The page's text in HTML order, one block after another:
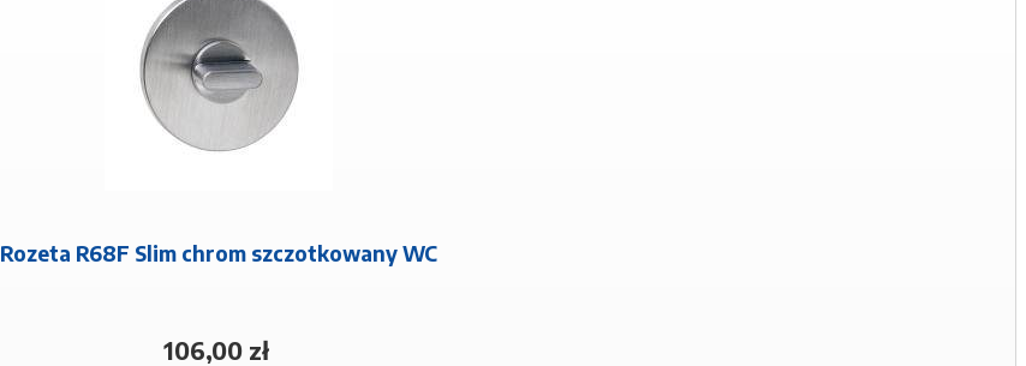
Rozeta R68F Slim chrom szczotkowany WC
106,00 zł